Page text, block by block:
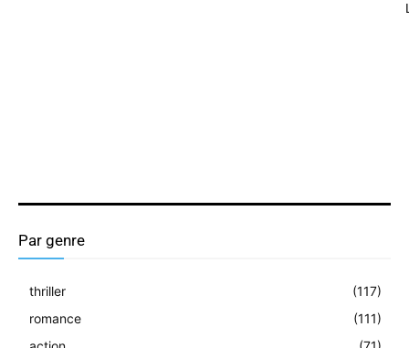
Par genre
thriller
(117)
romance
(111)